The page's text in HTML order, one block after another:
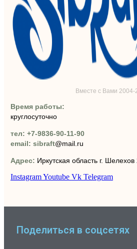
Вместе с Вами 2004-
Время работы:
круглосуточно
тел: +7-9836-90-11-90
email: sibraft@mail.ru
Адрес: Иркутская область г.
InstagramYoutube Vk Telegram
Поделиться в соцсетях